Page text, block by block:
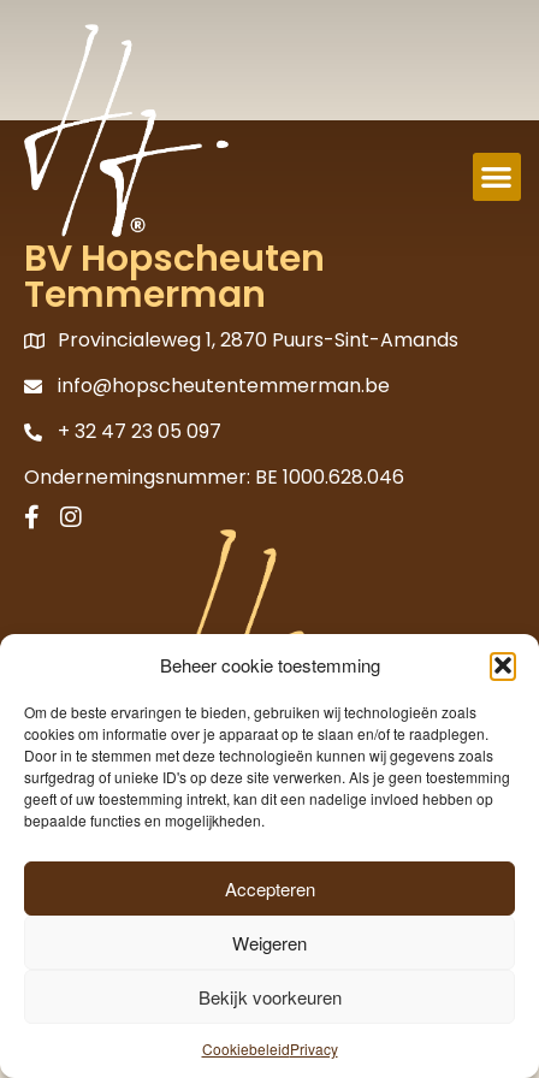
Beheer cookie toestemming
Om de beste ervaringen te bieden, gebruiken wij technologieën zoals
cookies om informatie over je apparaat op te slaan en/of te raadplegen.
Door in te stemmen met deze technologieën kunnen wij gegevens zoals
surfgedrag of unieke ID's op deze site verwerken. Als je geen toestemming
geeft of uw toestemming intrekt, kan dit een nadelige invloed hebben op
bepaalde functies en mogelijkheden.
Accepteren
Weigeren
Bekijk voorkeuren
CookiebeleidPrivacy
BV Hopscheuten
Temmerman
Provincialeweg 1, 2870 Puurs-Sint-Amands
info@hopscheutentemmerman.be
+ 32 47 23 05 097
Ondernemingsnummer: BE 1000.628.046
Temmerman
Freshness since 1960
Hopscheuten Temmerman